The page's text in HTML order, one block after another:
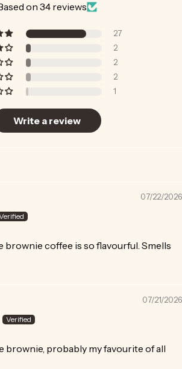
on 34 reviews
27
2
2
2
1
Write a review
07/22/2026
brownie coffee is so flavourful. Smells
07/21/2026
brownie, probably my favourite of all